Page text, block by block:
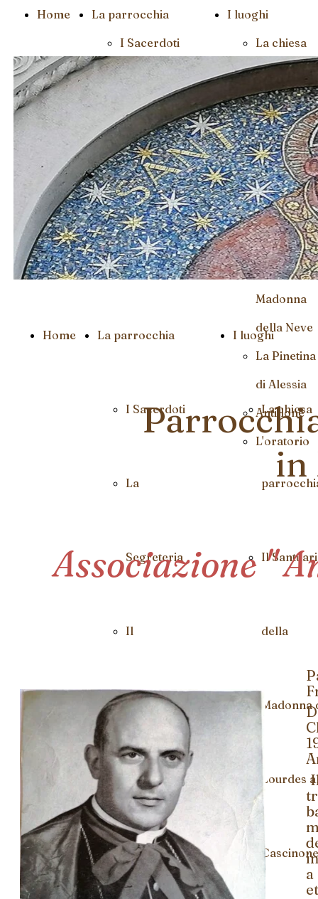
Home
La parrocchia
I Sacerdoti
La
Segreteria
Catechismo
I luoghi
La chiesa
Il Santuario
della
Madonna
Lourdes al
Cascinone
La chiesa
della
Madonna
della Neve
La Pinetina
di Alessia
Antillone
L'oratorio
Home La parrocchia
I Sacerdoti
La
Segreteria
Il
Catechismo
I luoghi
La chiesa
Il
della
Madonna
Lourdes
Cascinone
in
Associazione "